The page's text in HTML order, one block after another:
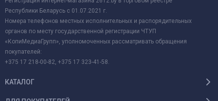
Республики Беларусь с 01.07.2021 г.
Номера телефонов местных исполнительных и распорядительных
органов по месту государственной регистрации ЧТУП
«КопиМедиаГрупп», уполномоченных рассматривать обращения
покупателей:
+375 17 218-00-82, +375 17 323-41-58.
КАТАЛОГ